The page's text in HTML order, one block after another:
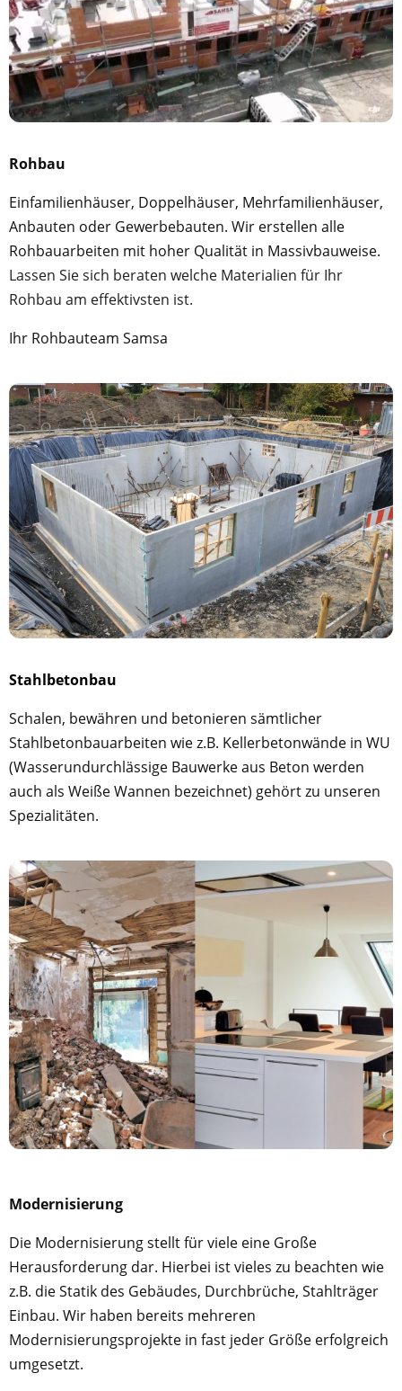
Rohbau
Einfamilienhäuser, Doppelhäuser, Mehrfamilienhäuser,
Anbauten oder Gewerbebauten. Wir erstellen alle
Rohbauarbeiten mit hoher Qualität in Massivbauweise.
Lassen Sie sich beraten welche Materialien für Ihr
Rohbau am effektivsten ist.
Ihr Rohbauteam Samsa
Stahlbetonbau
Schalen, bewähren und betonieren sämtlicher
Stahlbetonbauarbeiten wie z.B. Kellerbetonwände in WU
(Wasserundurchlässige Bauwerke aus Beton werden
auch als Weiße Wannen bezeichnet) gehört zu unseren
Spezialitäten.
Modernisierung
Die Modernisierung stellt für viele eine Große
Herausforderung dar. Hierbei ist vieles zu beachten wie
z.B. die Statik des Gebäudes, Durchbrüche, Stahlträger
Einbau. Wir haben bereits mehreren
Modernisierungsprojekte in fast jeder Größe erfolgreich
umgesetzt.